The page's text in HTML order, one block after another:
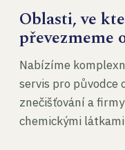
Oblasti, ve
převezmeme
Nabízíme
servis pro původce
znečišťování a
chemickými